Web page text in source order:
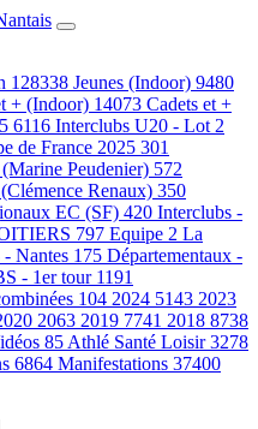
128338 Jeunes (Indoor) 9480
+ (Indoor) 14073 Cadets et +
6116 Interclubs U20 - Lot 2
de France 2025 301
Peudenier) 572
Renaux) 350
EC (SF) 420 Interclubs -
797 Equipe 2 La
Nantes 175 Départementaux -
- 1er tour 1191
104 2024 5143 2023
2063 2019 7741 2018 8738
85 Athlé Santé Loisir3278
6864 Manifestations 37400